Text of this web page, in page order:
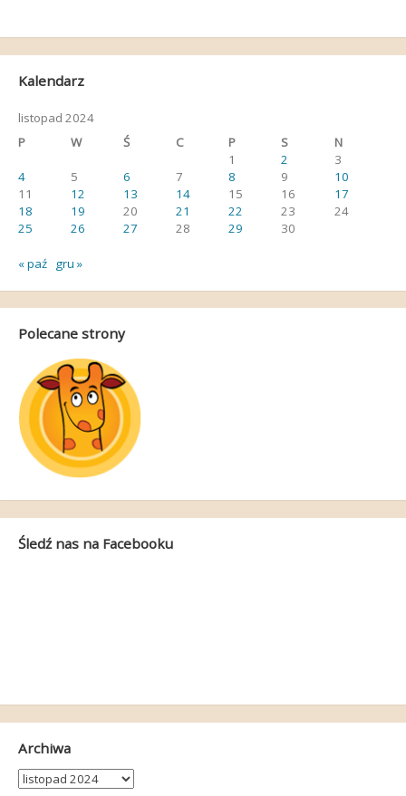
Kalendarz
listopad 2024
P
W Ś C P S
N
1
2
3
4
5 6 7 8 9
10
11
12 13 14 15 16
17
18
19 20 21 22 23
24
25
26 27 28 29 30
« paź gru »
Polecane strony
Śledź nas na Facebooku
Archiwa
Archiwa